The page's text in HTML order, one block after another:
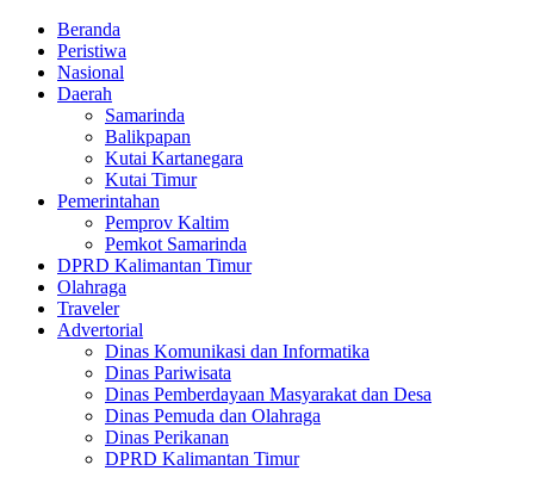
Beranda
Peristiwa
Nasional
Daerah
Samarinda
Balikpapan
Kutai Kartanegara
Kutai Timur
Pemerintahan
Pemprov Kaltim
Pemkot Samarinda
DPRD Kalimantan Timur
Olahraga
Traveler
Advertorial
Dinas Komunikasi dan Informatika
Dinas Pariwisata
Dinas Pemberdayaan Masyarakat dan Desa
Dinas Pemuda dan Olahraga
Dinas Perikanan
DPRD Kalimantan Timur